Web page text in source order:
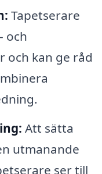
Tapetserare
och
och kan ge råd
Att sätta
utmanande
ser till